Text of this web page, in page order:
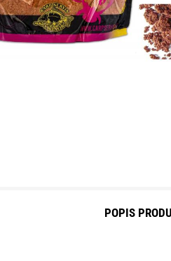
CHEM.SVĚTLA
POPIS